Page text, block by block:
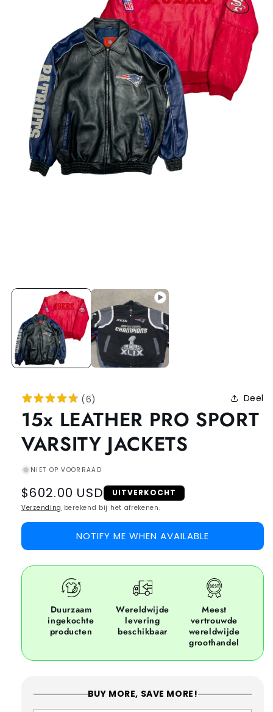
(6) Deel
15x LEATHER PRO SPORT
VARSITY JACKETS
NIET OP VOORRAAD
Regular
price
$602.00 USD UITVERKOCHT
Verzending berekend bij het afrekenen.
NOTIFY ME WHEN AVAILABLE
Duurzaam
ingekochte
producten
Wereldwijde
levering
beschikbaar
Meest
vertrouwde
wereldwijde
groothandel
BUY MORE, SAVE MORE!